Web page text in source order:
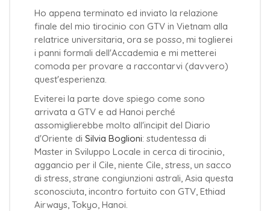
Ho appena terminato ed inviato la relazione
finale del mio tirocinio con GTV in Vietnam alla
relatrice universitaria, ora se posso, mi toglierei
i panni formali dell'Accademia e mi metterei
comoda per provare a raccontarvi (davvero)
quest'esperienza.
Eviterei la parte dove spiego come sono
arrivata a GTV e ad Hanoi perché
assomiglierebbe molto all'incipit del Diario
d'Oriente di Silvia Boglioni: studentessa di
Master in Sviluppo Locale in cerca di tirocinio,
aggancio per il Cile, niente Cile, stress, un sacco
di stress, strane congiunzioni astrali, Asia questa
sconosciuta, incontro fortuito con GTV, Ethiad
Airways, Tokyo, Hanoi.